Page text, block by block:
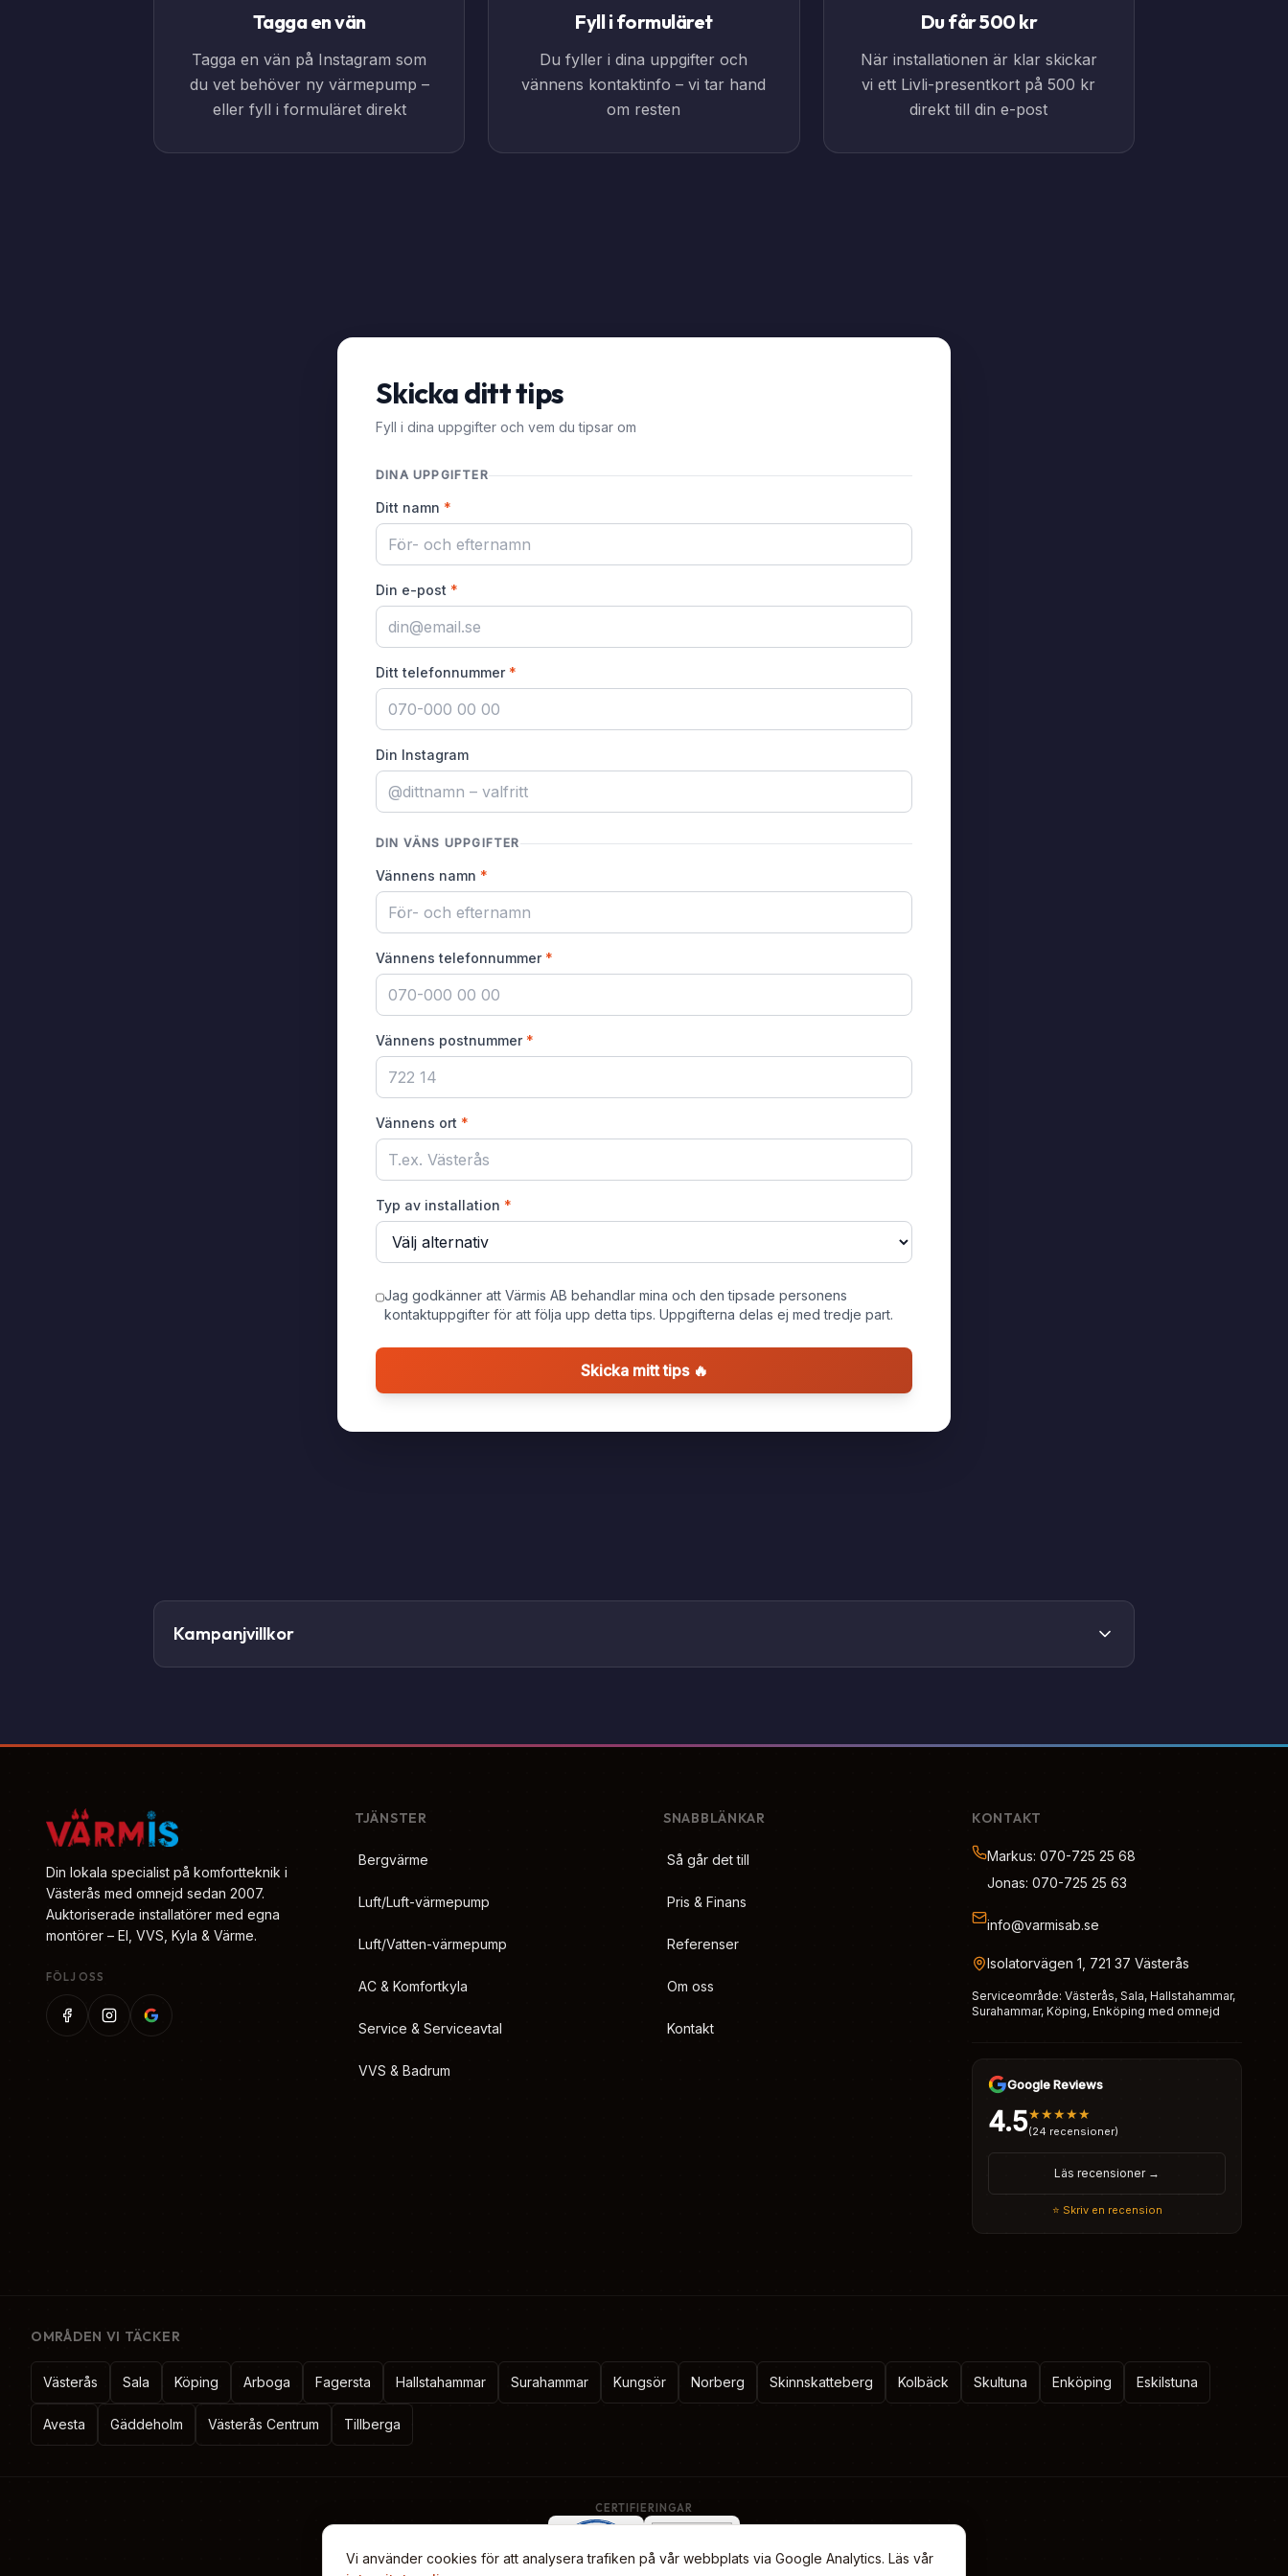
Tagga en vän
Tagga en vän på Instagram som
du vet behöver ny värmepump –
eller fyll i formuläret direkt
Fyll i formuläret
Du fyller i dina uppgifter och
vännens kontaktinfo – vi tar hand
om resten
Du får 500 kr
När installationen är klar skickar
vi ett Livli-presentkort på 500 kr
direkt till din e-post
Skicka ditt tips
Fyll i dina uppgifter och vem du tipsar om
DINA UPPGIFTER
Ditt namn *
Din e-post *
Ditt telefonnummer *
Din Instagram
DIN VÄNS UPPGIFTER
Vännens namn *
Vännens telefonnummer *
Vännens postnummer *
Vännens ort *
Typ av installation *
Jag godkänner att Värmis AB behandlar mina och den tipsade personens
kontaktuppgifter för att följa upp detta tips. Uppgifterna delas ej med tredje part.
Skicka mitt tips 🔥
Kampanjvillkor
Din lokala specialist på komfortteknik i
Västerås med omnejd sedan 2007.
Auktoriserade installatörer med egna
montörer – El, VVS, Kyla & Värme.
FÖLJ OSS
TJÄNSTER
Bergvärme
Luft/Luft-värmepump
Luft/Vatten-värmepump
AC & Komfortkyla
Service & Serviceavtal
VVS & Badrum
SNABBLÄNKAR
Så går det till
Pris & Finans
Referenser
Om oss
Kontakt
KONTAKT
Markus: 070-725 25 68
Jonas: 070-725 25 63
info@varmisab.se
Isolatorvägen 1, 721 37 Västerås
Serviceområde: Västerås, Sala, Hallstahammar,
Surahammar, Köping, Enköping med omnejd
Google Reviews
4.5★★★★★
(24 recensioner)
Läs recensioner →
⭐ Skriv en recension
OMRÅDEN VI TÄCKER
Västerås Sala Köping Arboga Fagersta Hallstahammar Surahammar Kungsör Norberg Skinnskatteberg Kolbäck Skultuna Enköping Eskilstuna
Avesta Gäddeholm Västerås Centrum Tillberga
CERTIFIERINGAR
Vi använder cookies för att analysera trafiken på vår webbplats via Google Analytics. Läs vår